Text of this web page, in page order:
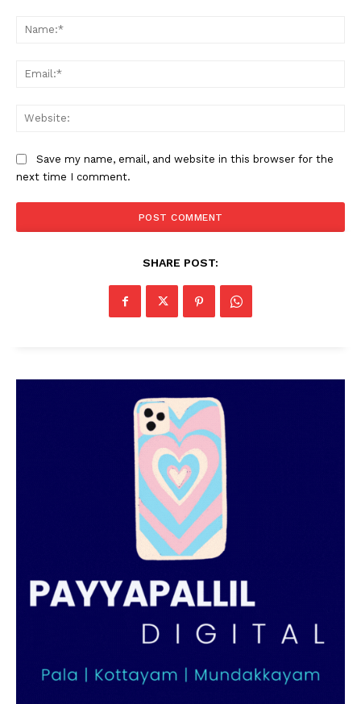
PALA VISION
Save my name, email, and website in this browser for the
next time I comment.
SHARE POST: